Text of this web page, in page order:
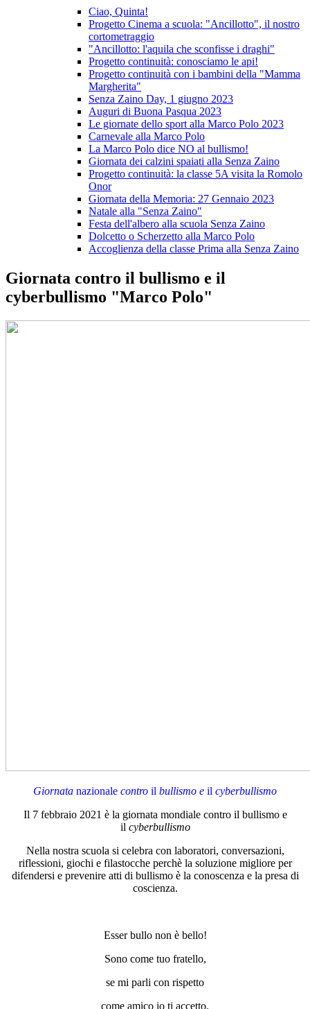
Ciao, Quinta!
Progetto Cinema a scuola: "Ancillotto", il nostro
cortometraggio
"Ancillotto: l'aquila che sconfisse i draghi"
Progetto continuità: conosciamo le api!
Progetto continuità con i bambini della "Mamma
Margherita"
Senza Zaino Day, 1 giugno 2023
Auguri di Buona Pasqua 2023
Le giornate dello sport alla Marco Polo 2023
Carnevale alla Marco Polo
La Marco Polo dice NO al bullismo!
Giornata dei calzini spaiati alla Senza Zaino
Progetto continuità: la classe 5A visita la Romolo
Onor
Giornata della Memoria: 27 Gennaio 2023
Natale alla "Senza Zaino"
Festa dell'albero alla scuola Senza Zaino
Dolcetto o Scherzetto alla Marco Polo
Accoglienza della classe Prima alla Senza Zaino
Giornata contro il bullismo e il
cyberbullismo "Marco Polo"
Giornata nazionale contro il bullismo e il cyberbullismo
Il 7 febbraio 2021 è la giornata mondiale contro il bullismo e
il cyberbullismo
Nella nostra scuola si celebra con laboratori, conversazioni,
riflessioni, giochi e filastocche perchè la soluzione migliore per
difendersi e prevenire atti di bullismo è la conoscenza e la presa di
coscienza.
Esser bullo non è bello!
Sono come tuo fratello,
se mi parli con rispetto
come amico io ti accetto.